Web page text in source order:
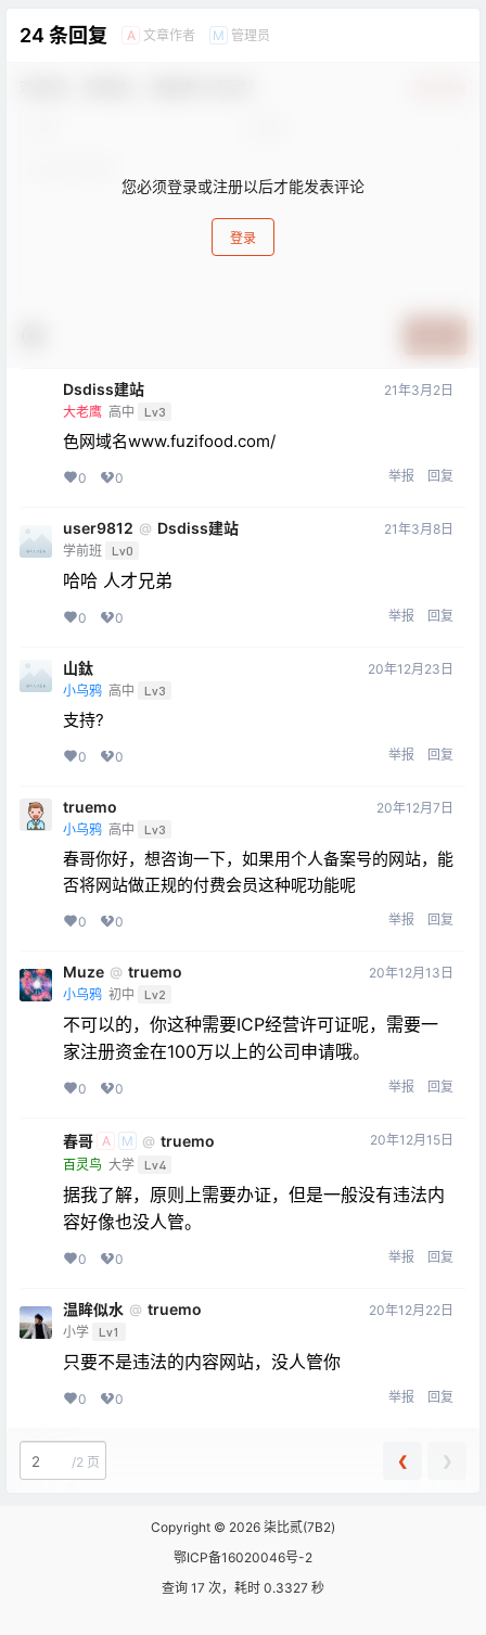
24 条回复 A 文章作者 M 管理员
您必须登录或注册以后才能发表评论
登录
Dsdiss建站
大老鹰 高中 Lv3
21年3月2日
色网域名www.fuzifood.com/
0 0 举报 回复
user9812 @ Dsdiss建站
学前班 Lv0
21年3月8日
哈哈 人才兄弟
0 0 举报 回复
山鈦
小乌鸦 高中 Lv3
20年12月23日
支持?
0 0 举报 回复
truemo
小乌鸦 高中 Lv3
20年12月7日
春哥你好，想咨询一下，如果用个人备案号的网站，能
否将网站做正规的付费会员这种呢功能呢
0 0 举报 回复
Muze @ truemo
小乌鸦 初中 Lv2
20年12月13日
不可以的，你这种需要ICP经营许可证呢，需要一
家注册资金在100万以上的公司申请哦。
0 0 举报 回复
春哥 A M @ truemo
百灵鸟 大学 Lv4
20年12月15日
据我了解，原则上需要办证，但是一般没有违法内
容好像也没人管。
0 0 举报 回复
温眸似水 @ truemo
小学 Lv1
20年12月22日
只要不是违法的内容网站，没人管你
0 0 举报 回复
/2 页 ❮ ❯
Copyright © 2026 柒比贰(7B2)
鄂ICP备16020046号-2
查询 17 次，耗时 0.3327 秒